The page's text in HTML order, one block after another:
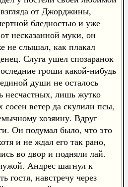
от Джорджины,
бледностью и уже
несказанной муки, он
не слышал, как плакал
Слуга ушел спозаранок
гроши какой-нибудь
души не осталось
несчастных, лишь жутко
сосен ветер да скулили псы,
хозяину. Вдруг
Он подумал было, что это
и не ждал его так рано,
во двор и подняли лай.
Андрес шагнул к
гостя, навстречу через